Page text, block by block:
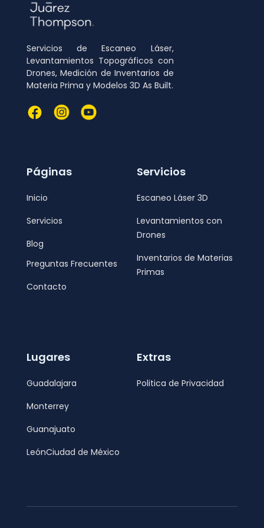
Servicios de Escaneo Láser,
Levantamientos Topográficos con
Drones, Medición de Inventarios de
Materia Prima y Modelos 3D As Built.
Páginas
Inicio
Servicios
Blog
Preguntas Frecuentes
Contacto
Servicios
Escaneo Láser 3D
Levantamientos con
Drones
Inventarios de Materias
Primas
Lugares
Guadalajara
Monterrey
Guanajuato
LeónCiudad de México
Extras
Politica de Privacidad